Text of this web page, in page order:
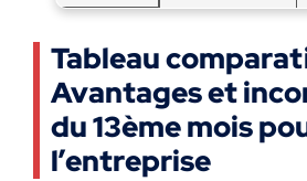
Tableau
Avantages et
du 13ème mois
l’entreprise